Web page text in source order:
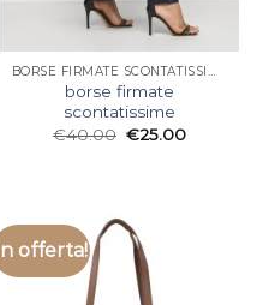
borse firmate
scontatissime
€40.00 €25.00
In offerta!